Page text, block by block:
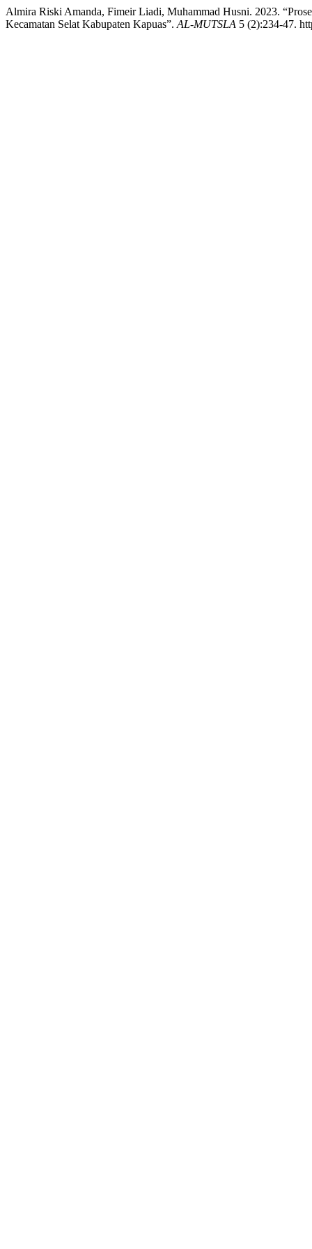
Almira Riski Amanda, Fimeir Liadi, Muhammad Husni. 2023.
Kecamatan Selat Kabupaten Kapuas”. AL-MUTSLA 5 (2):234-47.